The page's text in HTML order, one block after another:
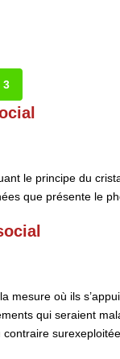
3
le principe du
que présente le
où ils
qui seraient
contraire